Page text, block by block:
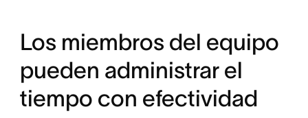
Los miembros del equipo
pueden administrar el
tiempo con efectividad